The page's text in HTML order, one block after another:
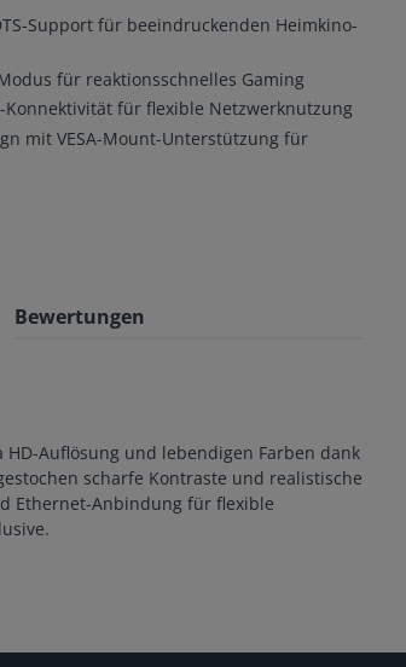
Support für beeindruckenden Heimkino-
für reaktionsschnelles Gaming
Konnektivität für flexible Netzwerknutzung
mit VESA-Mount-Unterstützung für
Bewertungen
Auflösung und lebendigen Farben dank
scharfe Kontraste und realistische
Ethernet-Anbindung für flexible